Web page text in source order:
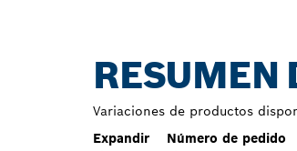
RESUMEN
Variaciones de productos
Expandir
Número de pedido